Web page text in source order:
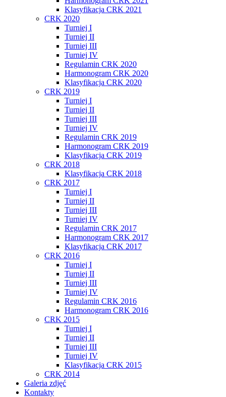
Klasyfikacja CRK 2021
CRK 2020
Turniej I
Turniej II
Turniej III
Turniej IV
Regulamin CRK 2020
Harmonogram CRK 2020
Klasyfikacja CRK 2020
CRK 2019
Turniej I
Turniej II
Turniej III
Turniej IV
Regulamin CRK 2019
Harmonogram CRK 2019
Klasyfikacja CRK 2019
CRK 2018
Klasyfikacja CRK 2018
CRK 2017
Turniej I
Turniej II
Turniej III
Turniej IV
Regulamin CRK 2017
Harmonogram CRK 2017
Klasyfikacja CRK 2017
CRK 2016
Turniej I
Turniej II
Turniej III
Turniej IV
Regulamin CRK 2016
Harmonogram CRK 2016
CRK 2015
Turniej I
Turniej II
Turniej III
Turniej IV
Klasyfikacja CRK 2015
CRK 2014
Galeria zdjęć
Kontakty